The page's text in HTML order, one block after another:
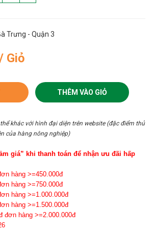
Trưng - Quận 3
Giỏ
THÊM VÀO GIỎ
khác với hình đại diện trên website (đặc điểm thủ
của hàng nông nghiệp)
giá” khi thanh toán để nhận ưu đãi hấp
hàng >=450.000đ
hàng >=750.000đ
hàng >=1.000.000đ
hàng >=1.500.000đ
đơn hàng >=2.000.000đ